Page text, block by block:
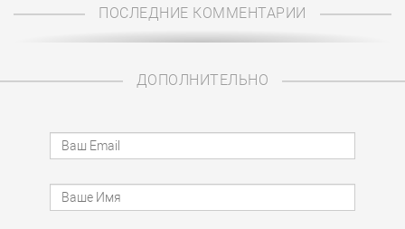
ПОСЛЕДНИЕ КОММЕНТАРИИ
ДОПОЛНИТЕЛЬНО